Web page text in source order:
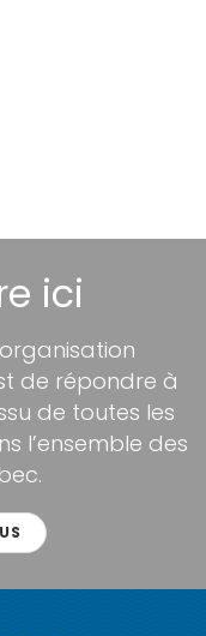
ici
de répondre à
de toutes les
l’ensemble des